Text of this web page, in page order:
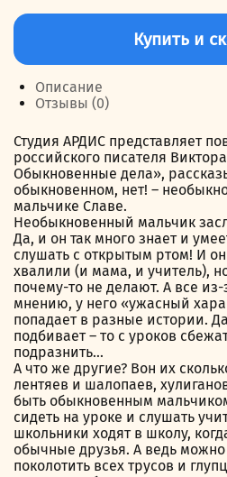
249,00 руб..
Количество
Обыкновенные
дела
Купить и
Описание
Отзывы (0)
Студия АРДИС представляет
российского писателя
Обыкновенные дела»,
обыкновенном, нет! –
мальчике Славе.
Необыкновенный мальчик
Да, и он так много знает и
слушать с открытым ртом! И
хвалили (и мама, и учитель),
почему-то не делают. А все из-
мнению, у него «ужасный
попадает в разные истории.
подбивает – то с уроков
подразнить…
А что же другие? Вон их
лентяев и шалопаев,
быть обыкновенным
сидеть на уроке и слушать
школьники ходят в школу,
обычные друзья. А ведь
поколотить всех трусов и